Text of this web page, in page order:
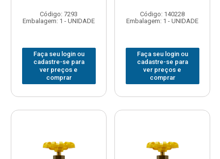
Código: 7293
Embalagem: 1 - UNIDADE
Faça seu login ou
cadastre-se para
ver preços e
comprar
Código: 140228
Embalagem: 1 - UNIDADE
Faça seu login ou
cadastre-se para
ver preços e
comprar